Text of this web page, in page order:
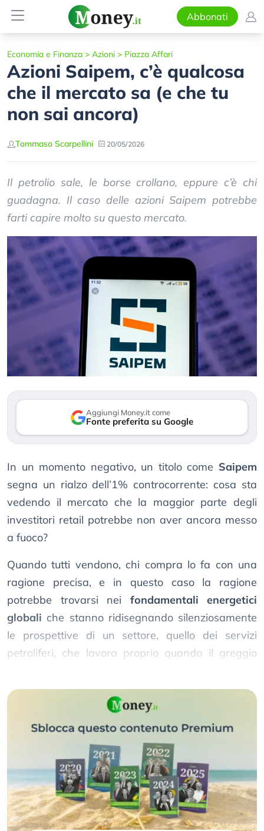
Abbonati
Economia e Finanza > Azioni > Piazza Affari
Azioni Saipem, c’è qualcosa
che il mercato sa (e che tu
non sai ancora)
Tommaso Scarpellini 20/05/2026
Il petrolio sale, le borse crollano, eppure c’è chi
guadagna. Il caso delle azioni Saipem potrebbe
farti capire molto su questo mercato.
Aggiungi Money.it come
Fonte preferita su Google
In un momento negativo, un titolo come Saipem
segna un rialzo dell’1% controcorrente: cosa sta
vedendo il mercato che la maggior parte degli
investitori retail potrebbe non aver ancora messo
a fuoco?
Quando tutti vendono, chi compra lo fa con una
ragione precisa, e in questo caso la ragione
potrebbe trovarsi nei fondamentali energetici
globali che stanno ridisegnando silenziosamente
le prospettive di un settore, quello dei servizi
petroliferi, che lavora proprio quando il greggio